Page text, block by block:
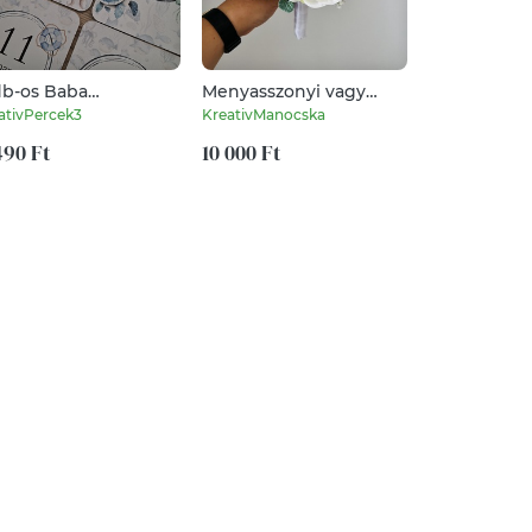
os Baba
kártya,
Ft
Menyasszonyi vagy
dobócsokrok
KreativManocska
10 000 Ft